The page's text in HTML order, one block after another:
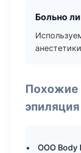
Больно
Похожие
ООО Body